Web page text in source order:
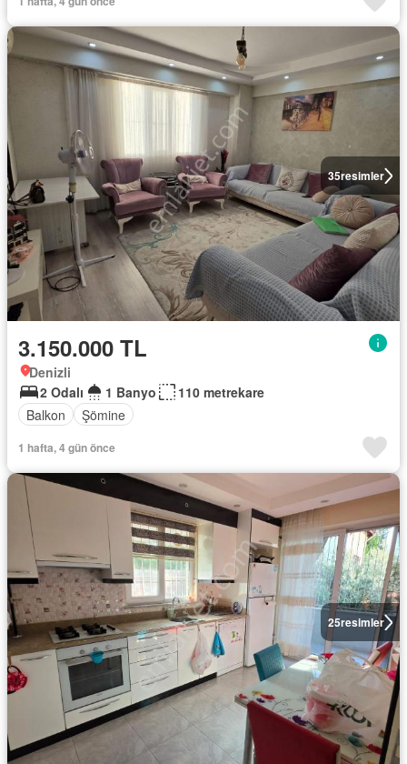
35resimler
3.150.000 TL
Denizli
2 Odalı
1 Banyo
110 metrekare
Balkon
Şömine
1 hafta, 4 gün önce
25resimler